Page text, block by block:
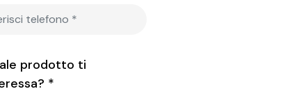
prodotto ti
*